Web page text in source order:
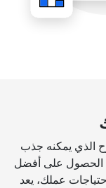
الذي يمكنه جذب
الحصول على أفضل
عملك، يعد